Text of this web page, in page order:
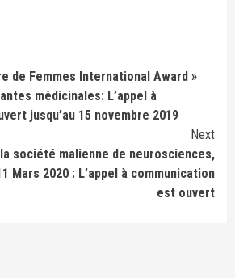
de Femmes International Award »
médicinales: L’appel à
jusqu’au 15 novembre 2019
Next
société malienne de neurosciences,
Mars 2020 : L’appel à communication
est ouvert